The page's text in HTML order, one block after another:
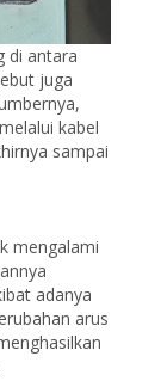
di antara
juga
kabel
sampai
mengalami
adanya
arus